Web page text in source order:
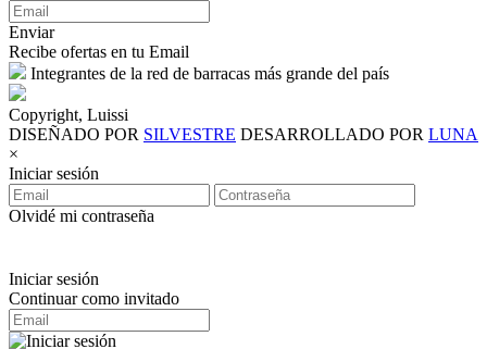
Enviar
Recibe ofertas en tu Email
Integrantes de la red de barracas más grande del país
Copyright, Luissi
DISEÑADO POR SILVESTRE DESARROLLADO POR LUNA
×
Iniciar sesión
Olvidé mi contraseña
Iniciar sesión
Continuar como invitado